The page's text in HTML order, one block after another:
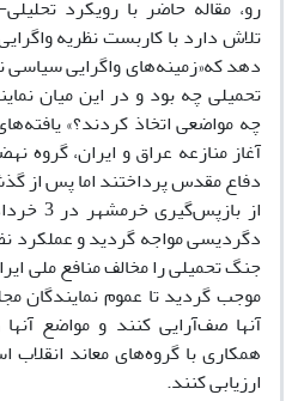
رو، مقاله حاضر با رویکرد
تلاش دارد با کاربست نظریه
دهد که«زمینه‌های واگرایی
تحمیلی چه بود و در این میان
چه مواضعی اتخاذ کردند؟»
آغاز منازعه عراق و ایران، گروه
دفاع مقدس پرداختند اما پس از
دگردیسی مواجه گردید و عملکرد
جنگ تحمیلی را مخالف منافع ملی
موجب گردید تا عموم نمایندگان
آنها صف‌آرایی کنند و مواضع
همکاری با گروه‌های معاند انقلاب
ارزیابی کنند.